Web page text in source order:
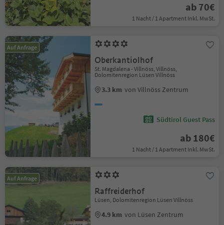
ab 70€
1 Nacht / 1 Apartment Inkl. MwSt.
Auf Anfrage
Oberkantiolhof
St. Magdalena - Villnöss, Villnöss,
Dolomitenregion Lüsen Villnöss
3.3 km von Villnöss Zentrum
Südtirol Guest Pass
ab 180€
1 Nacht / 1 Apartment Inkl. MwSt.
Auf Anfrage
Raffreiderhof
Lüsen, Dolomitenregion Lüsen Villnöss
4.9 km von Lüsen Zentrum